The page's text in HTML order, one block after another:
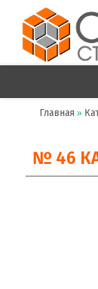
Главная »
№ 46